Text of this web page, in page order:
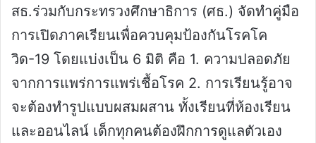
สธ.ร่วมกับกระทรวงศึกษาธิการ (ศธ.) จัดทำคู่มือ
การเปิดภาคเรียนเพื่อควบคุมป้องกันโรคโค
วิด-19 โดยแบ่งเป็น 6 มิติ คือ 1. ความปลอดภัย
จากการแพร่การแพร่เชื้อโรค 2. การเรียนรู้อาจ
จะต้องทำรูปแบบผสมผสาน ทั้งเรียนที่ห้องเรียน
และออนไลน์ เด็กทุกคนต้องฝึกการดูแลตัวเอง